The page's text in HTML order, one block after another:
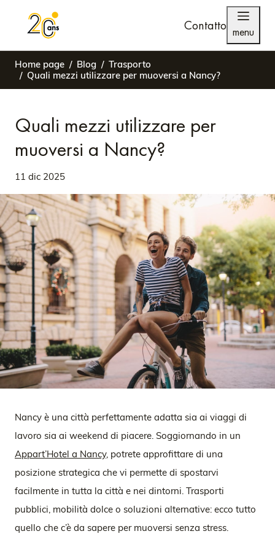
Contatto menu
Home page Blog
Trasporto
Quali mezzi utilizzare per muoversi a Nancy?
Quali mezzi utilizzare per
muoversi a Nancy?
11 dic 2025
Nancy è una città perfettamente adatta sia ai viaggi di
lavoro sia ai weekend di piacere. Soggiornando in un
Appart’Hotel a Nancy, potrete approfittare di una
posizione strategica che vi permette di spostarvi
facilmente in tutta la città e nei dintorni. Trasporti
pubblici, mobilità dolce o soluzioni alternative: ecco tutto
quello che c’è da sapere per muoversi senza stress.